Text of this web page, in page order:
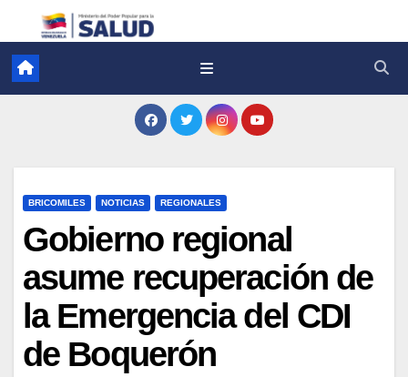
BRICOMILES NOTICIAS REGIONALES
Gobierno regional
asume recuperación de
la Emergencia del CDI
de Boquerón